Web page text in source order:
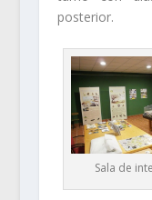
posterior.
Sala de